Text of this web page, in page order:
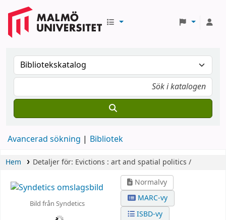
Avancerad sökning Bibliotek
Hem Detaljer för: Evictions : art and spatial politics /
Bild från Syndetics
Normalvy
MARC-vy
ISBD-vy